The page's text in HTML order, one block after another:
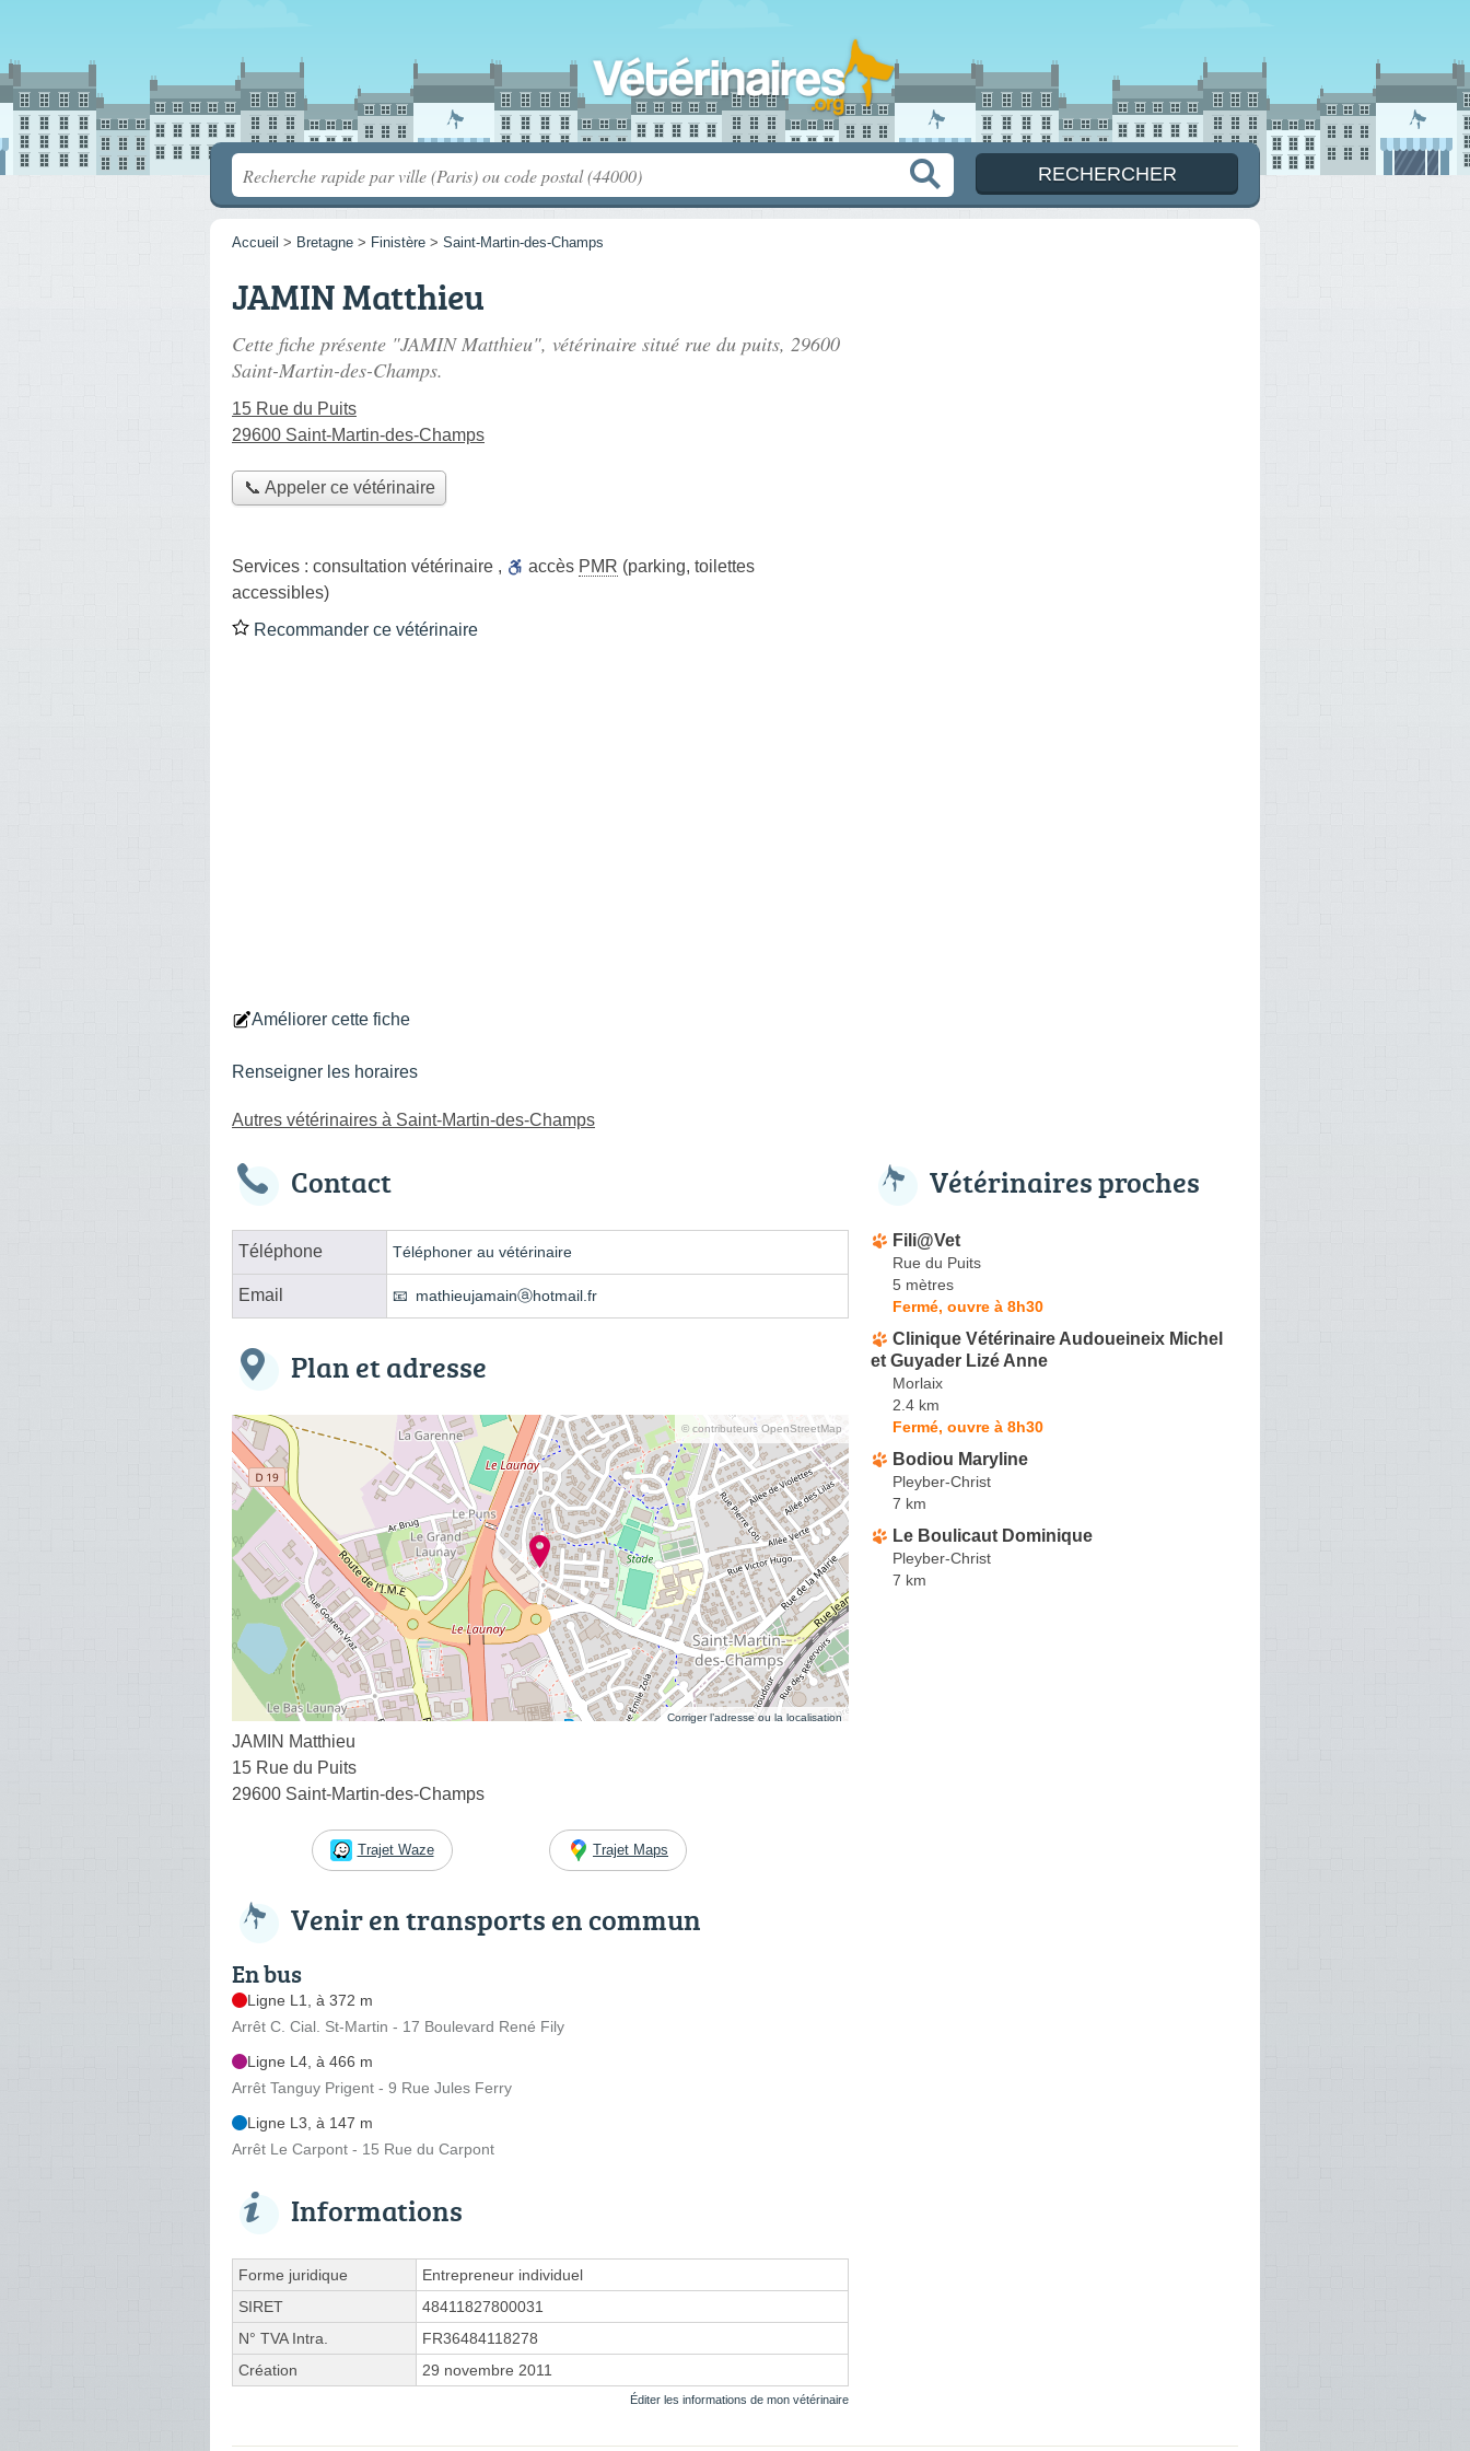
Accueil > Bretagne > Finistère > Saint-Martin-des-Champs
JAMIN Matthieu
Cette fiche présente "JAMIN Matthieu", vétérinaire situé rue du puits, 29600
Saint-Martin-des-Champs.
15 Rue du Puits
29600 Saint-Martin-des-Champs
📞 Appeler ce vétérinaire
Services : consultation vétérinaire , accès PMR (parking, toilettes
accessibles)
Recommander ce vétérinaire
Améliorer cette fiche
Renseigner les horaires
Autres vétérinaires à Saint-Martin-des-Champs
Contact
Téléphone Téléphoner au vétérinaire
Email mathieujamainⓐhotmail.fr
Plan et adresse
© contributeurs OpenStreetMap
Corriger l’adresse ou la localisation
JAMIN Matthieu
15 Rue du Puits
29600 Saint-Martin-des-Champs
Trajet Waze Trajet Maps
Venir en transports en commun
En bus
Ligne L1, à 372 m
Arrêt C. Cial. St-Martin - 17 Boulevard René Fily
Ligne L4, à 466 m
Arrêt Tanguy Prigent - 9 Rue Jules Ferry
Ligne L3, à 147 m
Arrêt Le Carpont - 15 Rue du Carpont
Informations
Forme juridique
Entrepreneur individuel
SIRET
48411827800031
N° TVA Intra.
FR36484118278
Création
29 novembre 2011
Éditer les informations de mon vétérinaire
Vétérinaires proches
Fili@Vet
Rue du Puits
5 mètres
Fermé, ouvre à 8h30
Clinique Vétérinaire Audoueineix Michel
et Guyader Lizé Anne
Morlaix
2.4 km
Fermé, ouvre à 8h30
Bodiou Maryline
Pleyber-Christ
7 km
Le Boulicaut Dominique
Pleyber-Christ
7 km